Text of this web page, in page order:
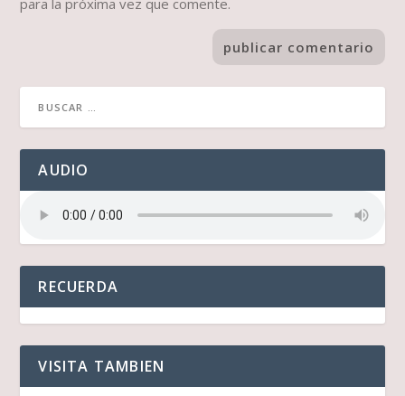
para la próxima vez que comente.
AUDIO
RECUERDA
VISITA TAMBIEN